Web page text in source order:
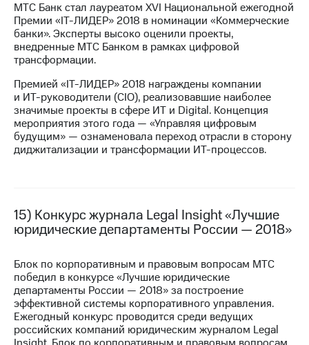
МТС Банк стал лауреатом XVI Национальной ежегодной
Премии «IT-ЛИДЕР» 2018 в номинации «Коммерческие
банки». Эксперты высоко оценили проекты,
внедренные МТС Банком в рамках цифровой
трансформации.
Премией «IT-ЛИДЕР» 2018 награждены компании
и ИТ-руководители (CIO), реализовавшие наиболее
значимые проекты в сфере ИТ и Digital. Концепция
мероприятия этого года — «Управляя цифровым
будущим» — ознаменовала переход отрасли в сторону
диджитализации и трансформации ИТ-процессов.
15) Конкурс журнала Legal Insight «Лучшие
юридические департаменты России — 2018»
Блок по корпоративным и правовым вопросам МТС
победил в конкурсе «Лучшие юридические
департаменты России — 2018» за построение
эффективной системы корпоративного управления.
Ежегодный конкурс проводится среди ведущих
российских компаний юридическим журналом Legal